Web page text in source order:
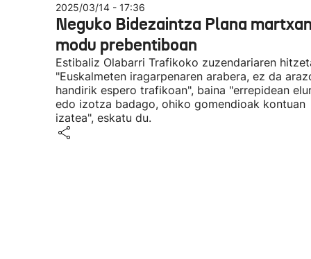
2025/03/14 - 17:36
Neguko Bidezaintza Plana
modu prebentiboan
Estibaliz Olabarri Trafikoko zuzendariaren
"Euskalmeten iragarpenaren arabera, ez da
handirik espero trafikoan", baina "errepidean
edo izotza badago, ohiko gomendioak kontuan
izatea", eskatu du.